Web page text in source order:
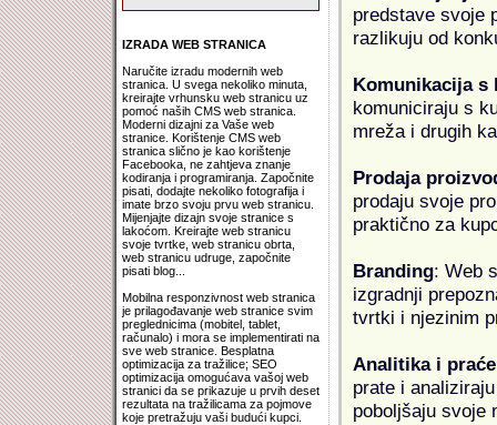
IZRADA WEB STRANICA
Naručite izradu modernih web
stranica. U svega nekoliko minuta,
kreirajte vrhunsku web stranicu uz
pomoć naših CMS web stranica.
Moderni dizajni za Vaše web
stranice. Korištenje CMS web
stranica slično je kao korištenje
Facebooka, ne zahtjeva znanje
kodiranja i programiranja. Započnite
pisati, dodajte nekoliko fotografija i
imate brzo svoju prvu web stranicu.
Mijenjajte dizajn svoje stranice s
lakoćom. Kreirajte web stranicu
svoje tvrtke, web stranicu obrta,
web stranicu udruge, započnite
pisati blog...
Mobilna responzivnost web stranica
je prilagođavanje web stranice svim
preglednicima (mobitel, tablet,
računalo) i mora se implementirati na
sve web stranice. Besplatna
optimizacija za tražilice; SEO
optimizacija omogućava vašoj web
stranici da se prikazuje u prvih deset
rezultata na tražilicama za pojmove
koje pretražuju vaši budući kupci.
predstave svoje
razlikuju od
Komunikacija s
komuniciraju s
mreža i drugih
Prodaja
prodaju svoje
praktično za
Branding: Web
izgradnji
tvrtki i njezinim
Analitika i
prate i
poboljšaju svoje